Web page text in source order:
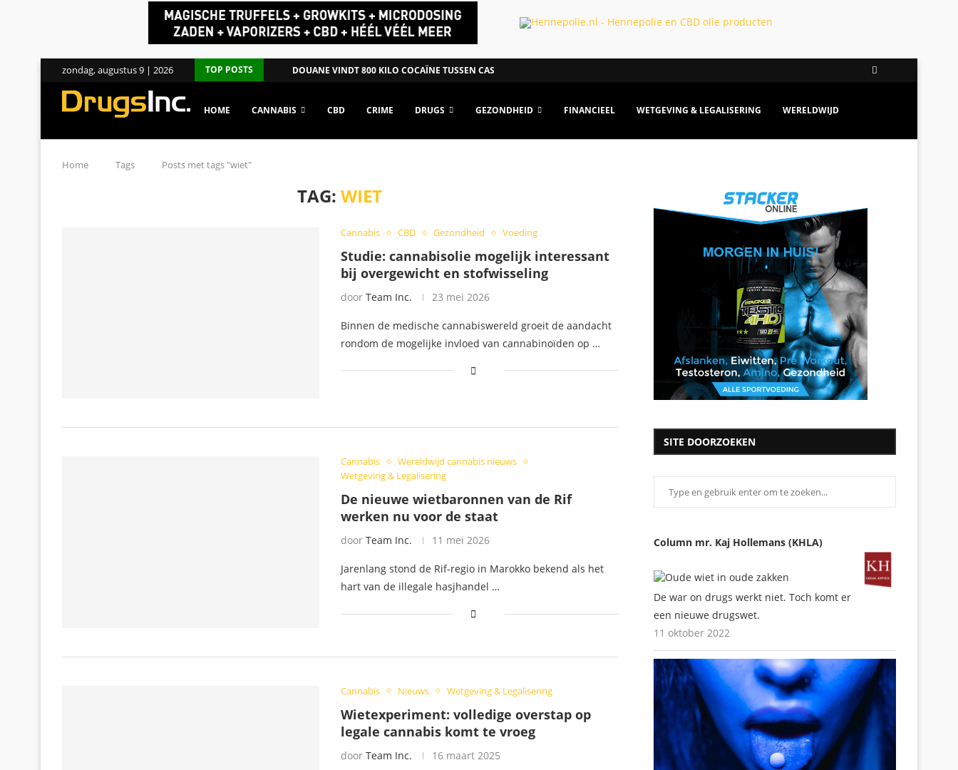
zondag, augustus 9 | 2026 TOP POSTS DOUANE VINDT 800 KILO COCAÏNE TUSSEN CASSAVEMEEL IN...
HOME CANNABIS CBD CRIME DRUGS GEZONDHEID FINANCIEEL WETGEVING & LEGALISERING WERELDWIJD
Home Tags Posts met tags "wiet"
TAG:WIET
Cannabis CBD Gezondheid Voeding
Studie: cannabisolie mogelijk interessant
bij overgewicht en stofwisseling
door Team Inc. 23 mei 2026
Binnen de medische cannabiswereld groeit de aandacht
rondom de mogelijke invloed van cannabinoïden op …
Cannabis
Wereldwijd cannabis nieuws
Wetgeving & Legalisering
De nieuwe wietbaronnen van de Rif
werken nu voor de staat
door Team Inc. 11 mei 2026
Jarenlang stond de Rif-regio in Marokko bekend als het
hart van de illegale hasjhandel …
Cannabis Nieuws Wetgeving & Legalisering
Wietexperiment: volledige overstap op
legale cannabis komt te vroeg
door Team Inc. 16 maart 2025
SITE DOORZOEKEN
Column mr. Kaj Hollemans (KHLA)
De war on drugs werkt niet. Toch komt er
een nieuwe drugswet.
11 oktober 2022